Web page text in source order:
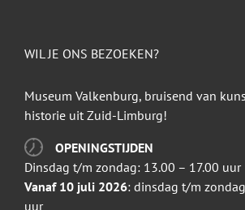
WIL JE ONS BEZOEKEN?
Museum Valkenburg, bruisend van
historie uit Zuid-Limburg!
OPENINGSTIJDEN
Dinsdag t/m zondag: 13.00 – 17.00 uur
Vanaf 10 juli 2026: dinsdag t/m
uur